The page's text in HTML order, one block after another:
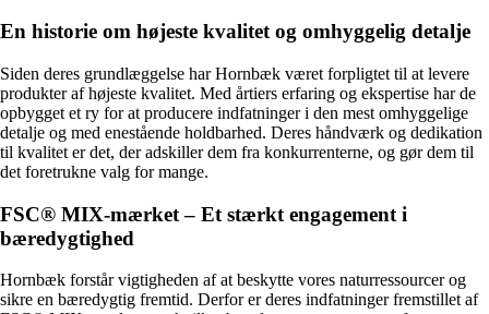
En historie om højeste kvalitet og omhyggelig detalje
Siden deres grundlæggelse har Hornbæk været forpligtet til at levere
produkter af højeste kvalitet. Med årtiers erfaring og ekspertise har de
opbygget et ry for at producere indfatninger i den mest omhyggelige
detalje og med enestående holdbarhed. Deres håndværk og dedikation
til kvalitet er det, der adskiller dem fra konkurrenterne, og gør dem til
det foretrukne valg for mange.
FSC® MIX-mærket – Et stærkt engagement i
bæredygtighed
Hornbæk forstår vigtigheden af at beskytte vores naturressourcer og
sikre en bæredygtig fremtid. Derfor er deres indfatninger fremstillet af